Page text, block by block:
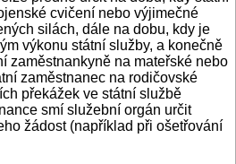
cvičení nebo výjimečné
silách, dále na dobu, kdy je
výkonu státní služby, a konečně
zaměstnankyně na mateřské nebo
zaměstnanec na rodičovské
překážek ve státní službě
smí služební orgán určit
žádost (například při ošetřování